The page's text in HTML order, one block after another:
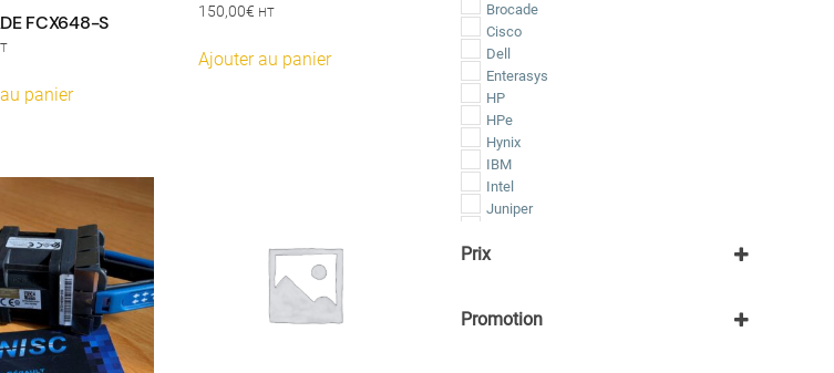
FCX648-S
panier
150,00€ HT
Ajouter au panier
Brocade
Cisco
Dell
Enterasys
HP
HPe
Hynix
IBM
Intel
Juniper
Lenovo
Seagate
Prix
Promotion